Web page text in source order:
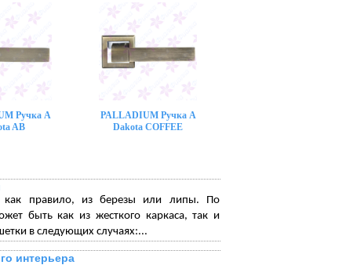
Ручка A
AB
PALLADIUM Ручка A
Dakota COFFEE
как правило, из березы или липы. По
быть как из жесткого каркаса, так и
в следующих случаях:...
интерьера